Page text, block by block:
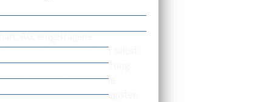
AG, eingetragene
die juristische Person selbst
für alle zur Geschäftsführung
Personalpapiere). Für die
dem Gewerbezentralregister.